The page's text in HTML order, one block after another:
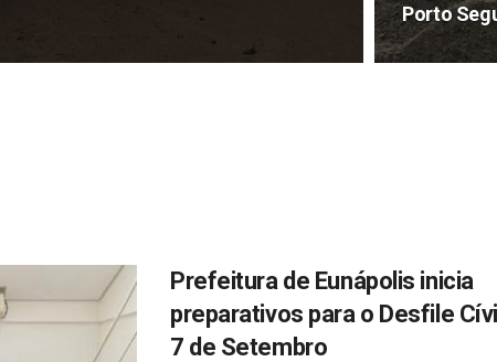
Porto
Prefeitura de Eunápolis inicia
preparativos para o Desfile
7 de Setembro